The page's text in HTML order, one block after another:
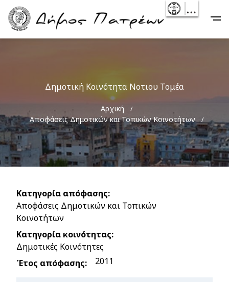
Skip
main
Main
navigation
Δημοτική Κοινότητα Νοτιου Τομέα
Αρχική
Αποφάσεις Δημοτικών και Τοπικών Κοινοτήτων
Κατηγορία απόφασης
Αποφάσεις Δημοτικών και Τοπικών
Κοινοτήτων
Κατηγορία κοινότητας
Δημοτικές Κοινότητες
Έτος απόφασης
2011